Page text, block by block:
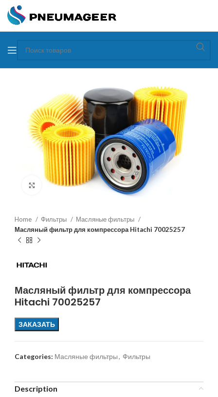
Увеличить
Home Фильтры
Масляные фильтры
Масляный фильтр для компрессора Hitachi 70025257
Масляный фильтр для компрессора
Hitachi 70025257
ЗАКАЗАТЬ
Categories: Масляные фильтры, Фильтры
Description